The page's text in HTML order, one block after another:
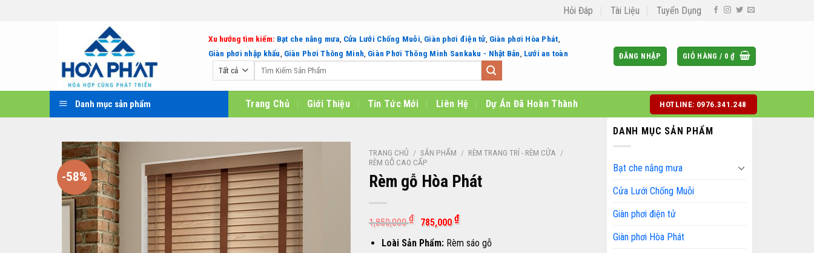
Hỏi Đáp Tài Liệu Tuyển Dụng
Xu hướng tìm kiếm: Bạt che nắng mưa Cửa Lưới Chống Muỗi Giàn phơi điện tử, Giàn phơi Hòa Phát
Giàn phơi nhập khẩu Giàn Phơi Thông Minh Giàn Phơi Thông Minh Sankaku - Nhật Bản Lưới an toàn
Tìm
ĐĂNG NHẬP GIỎ HÀNG / 0 ₫
Danh mục sản phẩm Trang Chủ Giới Thiệu Tin Tức Mới Liên Hệ Dự Án Đã Hoàn Thành HOTLINE: 0976.341.248
DANH MỤC SẢN PHẨM
Bạt che nắng mưa
Cửa Lưới Chống Muỗi
Giàn phơi điện tử
Giàn phơi Hòa Phát
-58%
TRANG CHỦ / SẢN PHẨM / RÈM TRANG TRÍ - RÈM CỬA /
RÈM GỖ CAO CẤP
Rèm gỗ Hòa Phát
1,850,000₫
Giá
gốc
là:
1,850,000 ₫.
785,000₫Giá
hiện
là:
Loài Sản Phẩm: Rèm sáo gỗ